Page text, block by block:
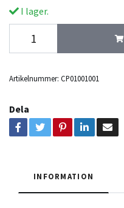
I lager.
Artikelnummer: CP01001001
Dela
INFORMATION